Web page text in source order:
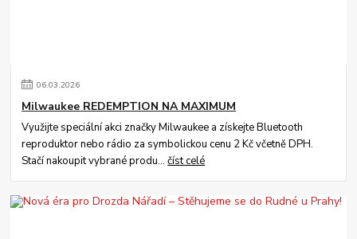
06.03.2026
Milwaukee REDEMPTION NA MAXIMUM
Využijte speciální akci značky Milwaukee a získejte Bluetooth
reproduktor nebo rádio za symbolickou cenu 2 Kč včetně DPH.
Stačí nakoupit vybrané produ...číst celé